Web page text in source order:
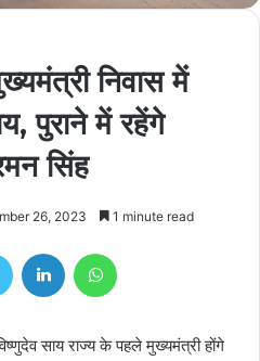
निवास में
पुराने में रहेंगे
सिंह
26, 2023 1 minute read
Twitter LinkedIn
साय राज्य के पहले मुख्यमंत्री होंगे